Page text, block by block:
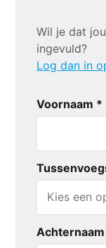
Wil je dat
ingevuld?
Log dan in
Voornaam *